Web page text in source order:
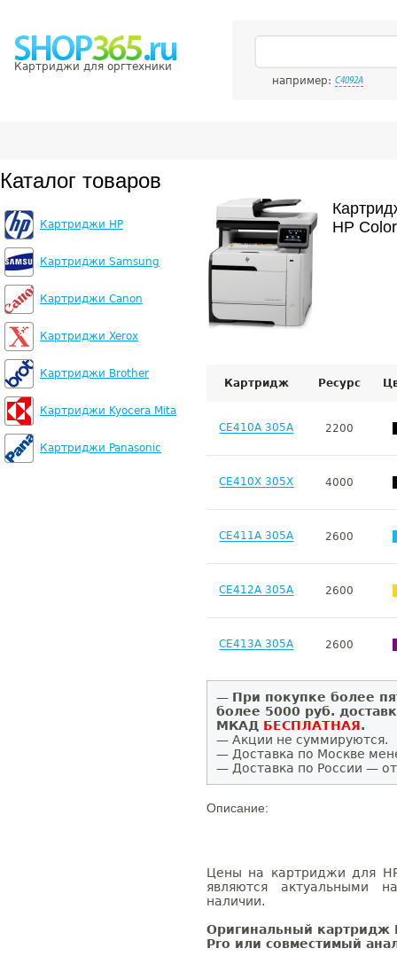
Картриджи для оргтехники
например: C4092A
Каталог товаров
Картриджи HP
Картриджи Samsung
Картриджи Canon
Картриджи Xerox
Картриджи Brother
Картриджи Kyocera Mita
Картриджи Panasonic
HP
Картридж Ресурс
CE410A 305A 2200
CE410X 305X 4000
CE411A 305A 2600
CE412A 305A 2600
CE413A 305A 2600
— При покупке более
более 5000 руб.
МКАД БЕСПЛАТНАЯ.
— Акции не суммируются.
— Доставка по Москве
— Доставка по России —
Описание:
Цены на картриджи для
являются актуальными
наличии.
Оригинальный картридж
Pro или совместимый